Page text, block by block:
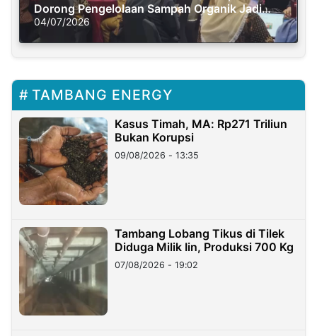
Dorong Pengelolaan Sampah Organik Jadi
Solusi Krisis Iklim
04/07/2026
TAMBANG ENERGY
Kasus Timah, MA: Rp271 Triliun
Bukan Korupsi
09/08/2026 - 13:35
Tambang Lobang Tikus di Tilek
Diduga Milik Iin, Produksi 700 Kg
07/08/2026 - 19:02